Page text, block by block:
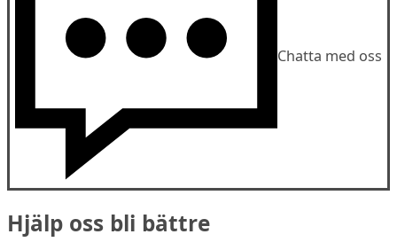
Chatta med oss
Hjälp oss bli bättre